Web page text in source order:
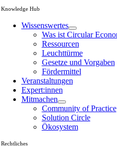
Knowledge Hub
Wissenswertes
Was ist Circular
Ressourcen
Leuchttürme
Gesetze und Vorgaben
Fördermittel
Veranstaltungen
Expert:innen
Mitmachen
Community of Practice
Solution Circle
Ökosystem
Rechtliches